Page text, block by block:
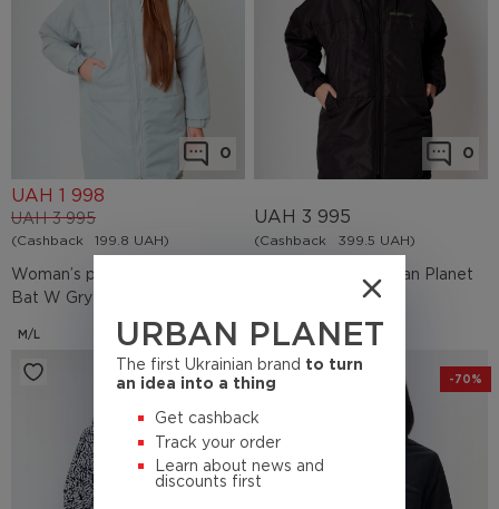
URBAN PLANET
The first Ukrainian brand to turn
an idea into a thing
Get cashback
Track your order
Learn about news and
discounts first
0
Woman’s parka Urban Planet
Bat W Gry
UAH 3 995
UAH 1 998
(Cashback 199.8 UAH)
M/L
0
Woman’s parka Urban Planet
UAH 3 995
(Cashback 399.5 UAH)
XS/S M/L XL/XXL
-40% -70%